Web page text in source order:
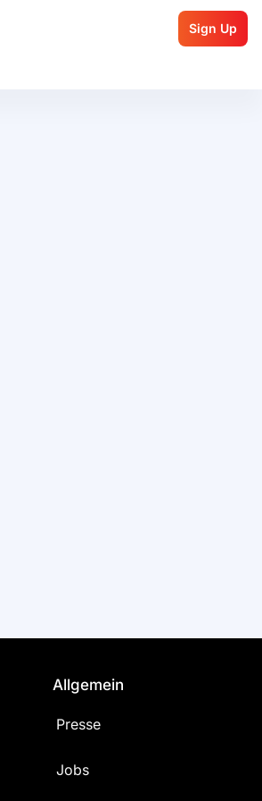
Sign Up
Allgemein
Presse
Jobs